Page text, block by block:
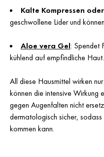
Kalte Kompressen
geschwollene Lider und
Aloe vera Gel: Spendet
kühlend auf empfindliche Haut.
All diese Hausmittel wirken
können die intensive Wirkung
gegen Augenfalten nicht
dermatologisch sicher,
kommen kann.